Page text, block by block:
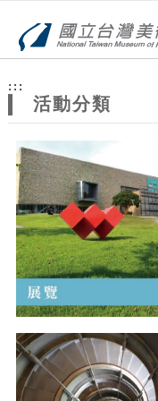
站
主
題
:::
活動分類